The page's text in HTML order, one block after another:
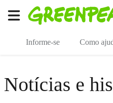
Informe-se Como
Notícias e